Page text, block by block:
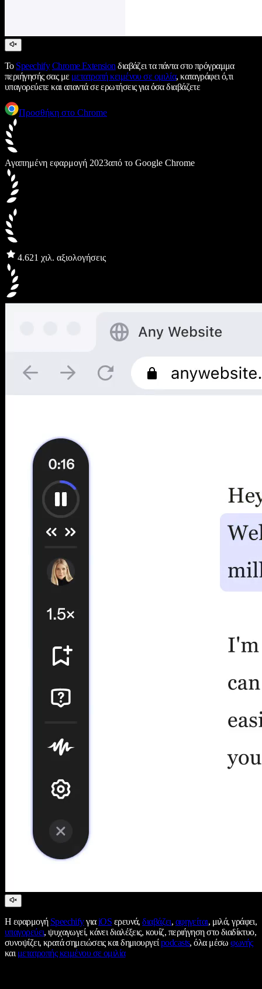
Το Speechify Chrome Extension διαβάζει τα πάντα στο πρόγραμμα
περιήγησής σας με μετατροπή κειμένου σε ομιλία, καταγράφει ό,τι
υπαγορεύετε και απαντά σε ερωτήσεις για όσα διαβάζετε
Προσθήκη στο Chrome
Αγαπημένη εφαρμογή 2023από το Google Chrome
4.621 χιλ. αξιολογήσεις
Η εφαρμογή SpeechifyγιαiOS ερευνά,διαβάζει, αφηγείται, μιλά, γράφει,
υπαγορεύει, ψυχαγωγεί, κάνει διαλέξεις, κουίζ, περιήγηση στο διαδίκτυο,
συνοψίζει, κρατά σημειώσεις και δημιουργείpodcasts, όλα μέσωφωνής
καιμετατροπής κειμένου σε ομιλία